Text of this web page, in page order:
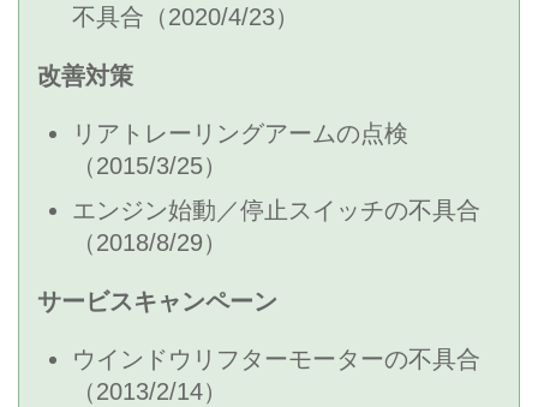
不具合（2020/4/23）
改善対策
リアトレーリングアームの点検
（2015/3/25）
エンジン始動／停止スイッチの不具合
（2018/8/29）
サービスキャンペーン
ウインドウリフターモーターの不具合
（2013/2/14）